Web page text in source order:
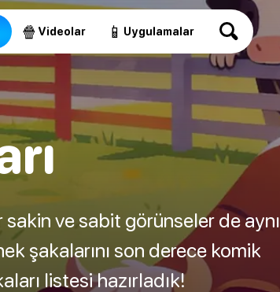
🍿 Videolar 📱 Uygulamalar
ve sabit görünseler de aynı
şakalarını son derece komik
listesi hazırladık!